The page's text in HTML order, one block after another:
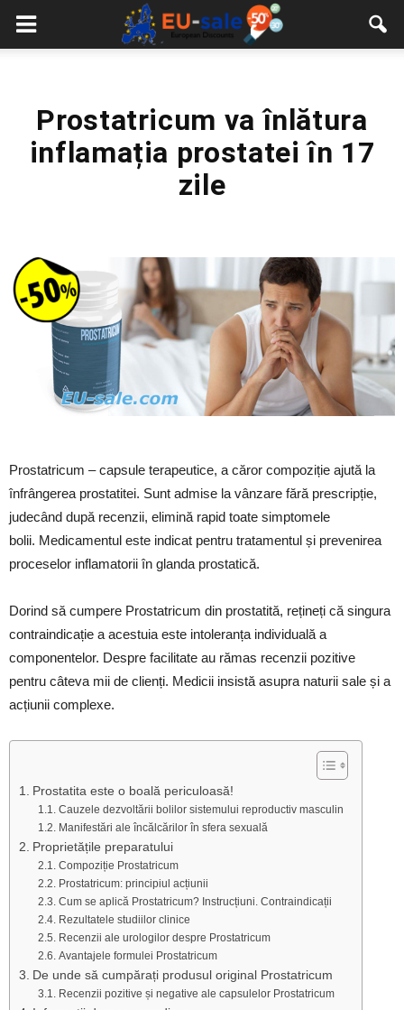
European
Prostatricum va înlătura
inflamația prostatei în 17
zile
Prostatricum – capsule terapeutice, a căror compoziție ajută la
înfrângerea prostatitei. Sunt admise la vânzare fără prescripție,
judecând după recenzii, elimină rapid toate simptomele
bolii. Medicamentul este indicat pentru tratamentul și prevenirea
proceselor inflamatorii în glanda prostatică.
Dorind să cumpere Prostatricum din prostatită, rețineți că singura
contraindicație a acestuia este intoleranța individuală a
componentelor. Despre facilitate au rămas recenzii pozitive
pentru câteva mii de clienți. Medicii insistă asupra naturii sale și a
acțiunii complexe.
Prostatita este o boală periculoasă!
Cauzele dezvoltării bolilor sistemului reproductiv masculin
Manifestări ale încălcărilor în sfera sexuală
Proprietățile preparatului
Compoziție Prostatricum
Prostatricum: principiul acțiunii
Cum se aplică Prostatricum? Instrucțiuni. Contraindicații
Rezultatele studiilor clinice
Recenzii ale urologilor despre Prostatricum
Avantajele formulei Prostatricum
De unde să cumpărați produsul original Prostatricum
Recenzii pozitive și negative ale capsulelor Prostatricum